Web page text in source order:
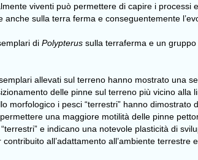
viventi può permettere di capire i
sulla terra ferma e conseguentemente
di Polypterus sulla terraferma e un
allevati sul terreno hanno mostrato una
delle pinne sul terreno più vicino
morfologico i pesci “terrestri” hanno
una maggiore motilità delle pinne
e indicano una notevole plasticità di
all’adattamento all’ambiente terrestre